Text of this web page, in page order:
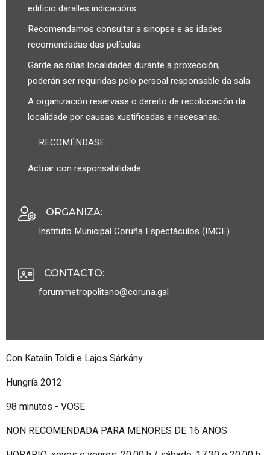
edificio daralles indicacións.
Recomendamos consultar a sinopse e as idades
recomendadas das películas.
Garde as súas localidades durante a proxección;
poderán ser requiridas polo persoal responsable da sala.
A organización resérvase o dereito de recolocación da
localidade por causas xustificadas e necesarias.
RECOMÉNDASE:
Actuar con responsabilidade.
ORGANIZA:
Instituto Municipal Coruña Espectáculos (IMCE)
CONTACTO:
forummetropolitano@coruna.gal
Con Katalin Toldi e Lajos Sárkány
Hungría 2012
98 minutos - VOSE
NON RECOMENDADA PARA MENORES DE 16 ANOS